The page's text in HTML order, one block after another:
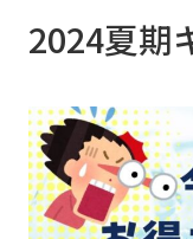
2024夏期